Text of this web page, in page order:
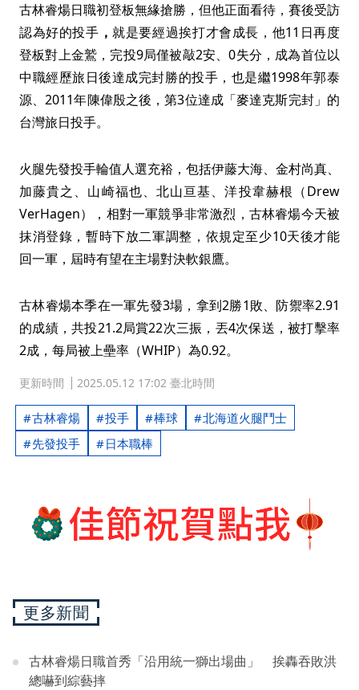
古林睿煬日職初登板無緣搶勝，但他正面看待，賽後受訪
認為好的投手 ，就是要經過挨打才會成長，他11日再度
登板對上金鷲，完投9局僅被敲2安、0失分，成為首位以
中職經歷旅日後達成完封勝的投手，也是繼1998年郭泰
源、2011年陳偉殷之後，第3位達成「麥達克斯完封」的
台灣旅日投手。
火腿先發投手輪值人選充裕，包括伊藤大海、金村尚真、
加藤貴之、山崎福也、北山亘基、洋投韋赫根（Drew
VerHagen），相對一軍競爭非常激烈，古林睿煬今天被
抹消登錄，暫時下放二軍調整，依規定至少10天後才能
回一軍，屆時有望在主場對決軟銀鷹。
古林睿煬本季在一軍先發3場，拿到2勝1敗、防禦率2.91
的成績，共投21.2局賞22次三振，丟4次保送，被打擊率
2成，每局被上壘率（WHIP）為0.92。
更新時間 2025.05.12 17:02 臺北時間
古林睿煬 投手 棒球
北海道火腿鬥士
先發投手
日本職棒
更多新聞
古林睿煬日職首秀「沿用統一獅出場曲」 挨轟吞敗洪
總嚇到綜藝摔